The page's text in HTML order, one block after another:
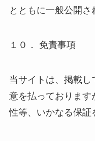
とともに一般公開さ
１０． 免責事項
当サイトは、掲載
意を払っております
性等、いかなる保証